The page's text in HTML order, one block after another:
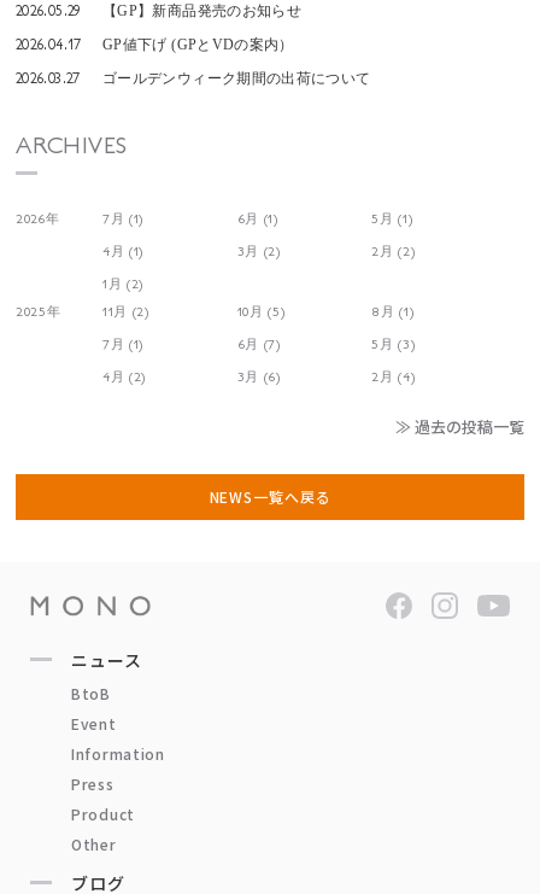
2026.05.29 【GP】新商品発売のお知らせ
2026.04.17 GP値下げ (GPとVDの案内）
2026.03.27 ゴールデンウィーク期間の出荷について
ARCHIVES
2026年 7月 (1) 6月 (1)
5月 (1)
4月 (1)
3月 (2)
2月 (2)
1月 (2)
2025年
11月 (2) 10月 (5)
8月 (1)
7月 (1)
6月 (7)
5月 (3)
4月 (2)
3月 (6) 2月 (4)
≫ 過去の投稿一覧
NEWS一覧へ戻る
ニュース
BtoB
Event
Information
Press
Product
Other
ブログ